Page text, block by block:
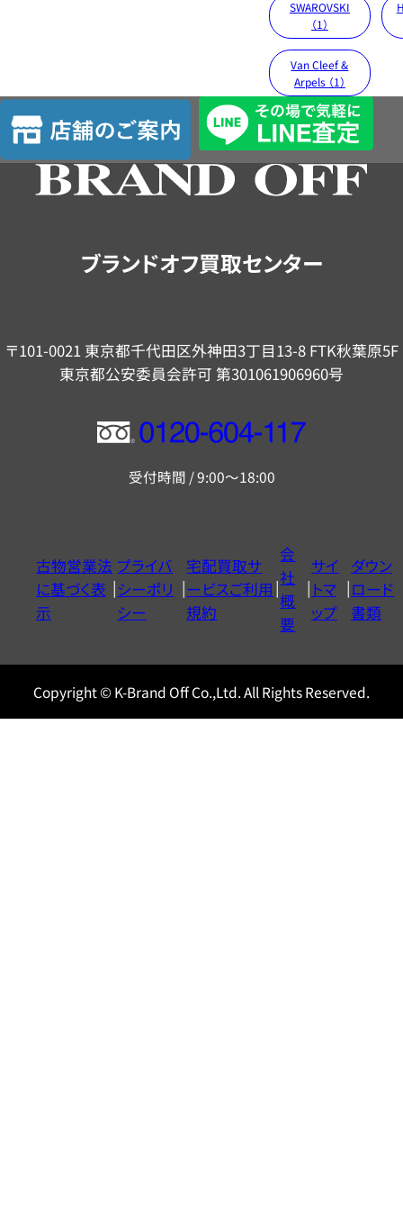
SWAROVSKI
（1）
Van Cleef &
Arpels （1）
店
舗
の
ブランドオフ買取センター
〒101-0021 東京都千代田区外神田3丁目13-8 FTK秋葉原5F
東京都公安委員会許可 第301061906960号
フ
ー
ヤ
ル
0120604117
受付時間 / 9:00～18:00
古物営業法
に基づく表
示
プライバ
シーポリ
シー
宅配買取サ
ービスご利用
規約
会
社
概
要
サイ
トマ
ップ
ダウン
ロード
書類
Copyright © K-Brand Off Co.,Ltd. All Rights Reserved.